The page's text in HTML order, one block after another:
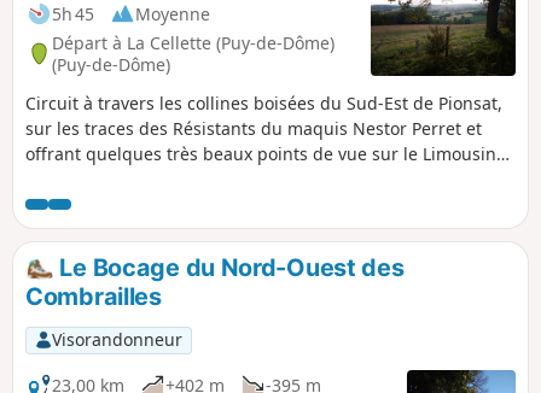
5h 45
Moyenne
Départ à La Cellette (Puy-de-Dôme)
(Puy-de-Dôme)
Circuit à travers les collines boisées du Sud-Est de Pionsat,
sur les traces des Résistants du maquis Nestor Perret et
offrant quelques très beaux points de vue sur le Limousin
du circuit donnent un aperçu du bâti et du paysage de
bocage typiques des Combrailles.
Le Bocage du Nord-Ouest des
Combrailles
Visorandonneur
23,00 km
+402 m -395 m